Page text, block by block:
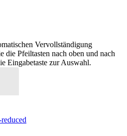
Vervollständigung
die Pfeiltasten nach oben und nach
Eingabetaste zur Auswahl.